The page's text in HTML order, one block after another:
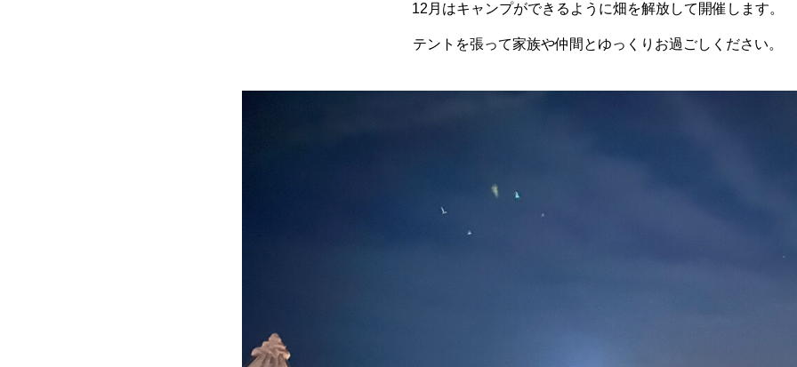
12月はキャンプができるように畑を解放して開催します。
テントを張って家族や仲間とゆっくりお過ごしください。